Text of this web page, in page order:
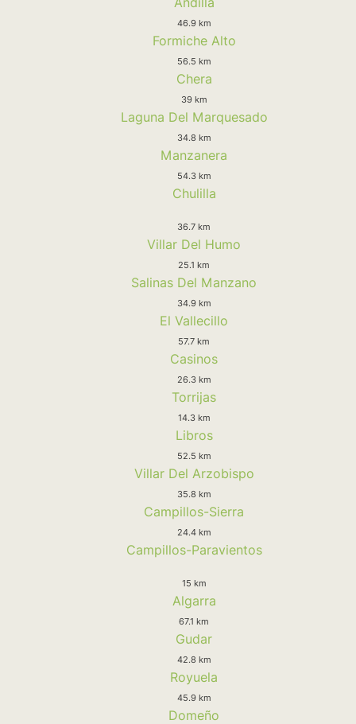
46.9 km
Formiche Alto
56.5 km
Chera
39 km
Laguna Del Marquesado
34.8 km
Manzanera
54.3 km
Chulilla
36.7 km
Villar Del Humo
25.1 km
Salinas Del Manzano
34.9 km
El Vallecillo
57.7 km
Casinos
26.3 km
Torrijas
14.3 km
Libros
52.5 km
Villar Del Arzobispo
35.8 km
Campillos-Sierra
24.4 km
Campillos-Paravientos
15 km
Algarra
67.1 km
Gudar
42.8 km
Royuela
45.9 km
Domeño